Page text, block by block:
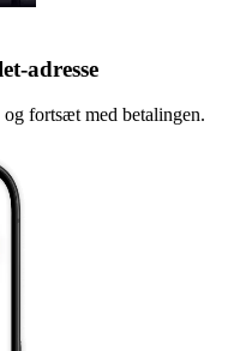
adresse
fortsæt med betalingen.